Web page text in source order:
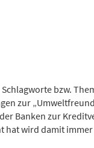
bzw.
zur
Banken zur
hat wird damit